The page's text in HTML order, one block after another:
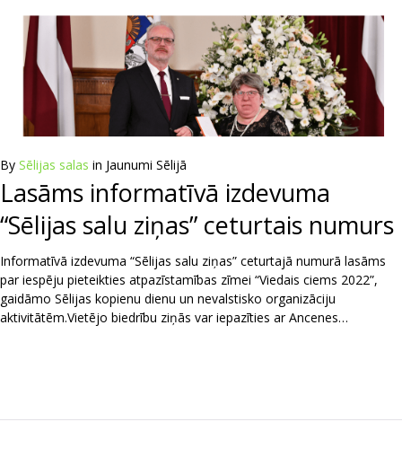
By Sēlijas salas in Jaunumi Sēlijā
Lasāms informatīvā izdevuma
“Sēlijas salu ziņas” ceturtais numurs
Informatīvā izdevuma “Sēlijas salu ziņas” ceturtajā numurā lasāms
par iespēju pieteikties atpazīstamības zīmei “Viedais ciems 2022”,
gaidāmo Sēlijas kopienu dienu un nevalstisko organizāciju
aktivitātēm.Vietējo biedrību ziņās var iepazīties ar Ancenes…